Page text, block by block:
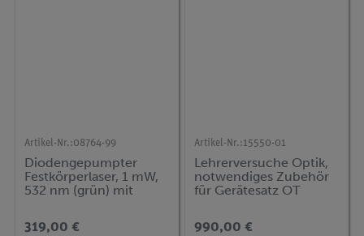
Artikel-Nr.:08764-99
Diodengepumpter
Festkörperlaser, 1 mW,
532 nm (grün) mit
319,00 €
Artikel-Nr.:15550-01
Lehrerversuche Optik,
notwendiges Zubehör
für Gerätesatz OT
990,00 €